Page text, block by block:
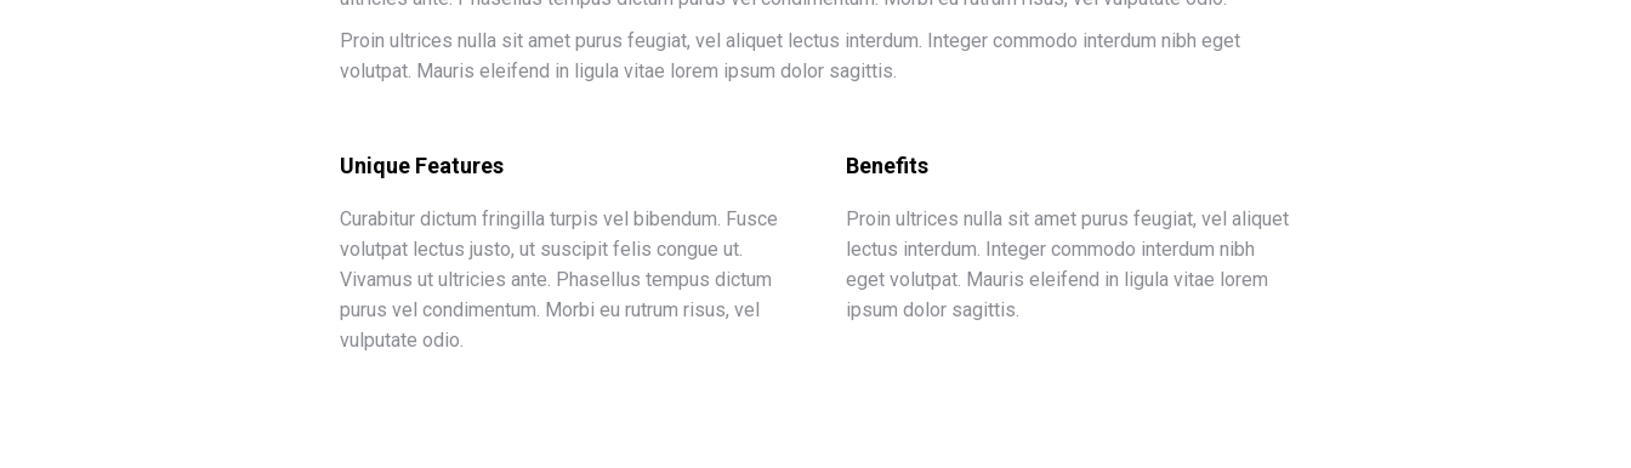
Proin ultrices nulla sit amet purus feugiat, vel aliquet lectus interdum. Integer commodo interdum nibh eget
volutpat. Mauris eleifend in ligula vitae lorem ipsum dolor sagittis.
Unique Features
Curabitur dictum fringilla turpis vel bibendum. Fusce
volutpat lectus justo, ut suscipit felis congue ut.
Vivamus ut ultricies ante. Phasellus tempus dictum
purus vel condimentum. Morbi eu rutrum risus, vel
vulputate odio.
Benefits
Proin ultrices nulla sit amet purus feugiat, vel aliquet
lectus interdum. Integer commodo interdum nibh
eget volutpat. Mauris eleifend in ligula vitae lorem
ipsum dolor sagittis.